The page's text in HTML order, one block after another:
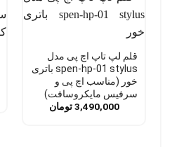
قلم لپ تاپ اچ پی مدل
spen-hp-01 stylus باتری
خور (مناسب اچ پی و
سرفیس مایکروسافت)
3,490,000 تومان